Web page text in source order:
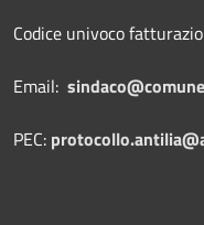
Codice univoco
Email:
PEC: